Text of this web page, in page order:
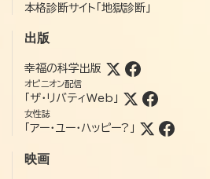
本格診断サイト「地獄診断」
出版
幸福の科学出版
オピニオン配信
「ザ・リバティWeb」
女性誌
「アー・ユー・ハッピー?」
映画